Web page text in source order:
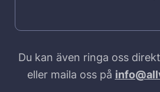
Du kan även ringa oss
eller maila oss på